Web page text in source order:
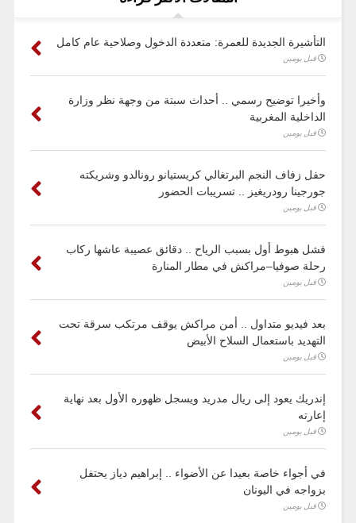
التأشيرة الجديدة للعمرة: متعددة الدخول وصلاحية عام كامل
قبل يومين
وأخيرا توضيح رسمي .. أحداث سبتة من وجهة نظر وزارة
الداخلية المغربية
قبل يومين
حفل زفاف النجم البرتغالي كريستيانو رونالدو وشريكته
جورجينا رودريغيز .. تسريبات الحضور
قبل يومين
فشل هبوط أول بسبب الرياح .. دقائق عصيبة عاشها ركاب
رحلة صوفيا–مراكش في مطار المنارة
قبل يومين
بعد فيديو متداول .. أمن مراكش يوقف مرتكب سرقة تحت
التهديد باستعمال السلاح الأبيض
قبل يومين
إندريك يعود إلى ريال مدريد ويسجل ظهوره الأول بعد نهاية
إعارته
قبل يومين
في أجواء خاصة بعيدا عن الأضواء .. إبراهيم دياز يحتفل
بزواجه في اليونان
قبل يومين